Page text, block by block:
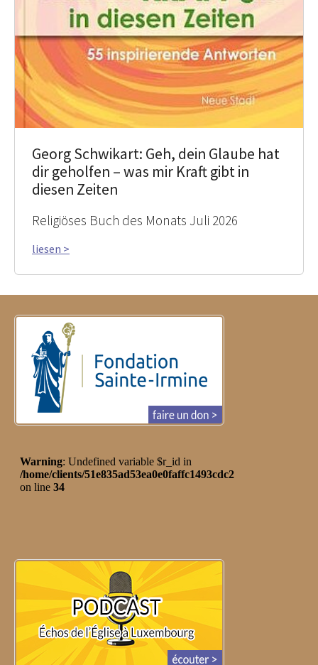
Georg Schwikart: Geh, dein Glaube hat
dir geholfen – was mir Kraft gibt in
diesen Zeiten
Religiöses Buch des Monats Juli 2026
liesen >